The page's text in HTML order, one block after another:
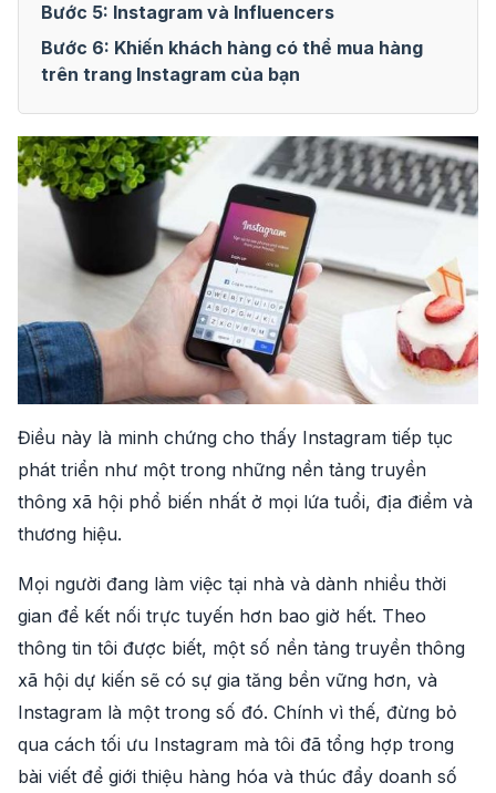
Bước 5: Instagram và Influencers
Bước 6: Khiến khách hàng có thể mua hàng
trên trang Instagram của bạn
Điều này là minh chứng cho thấy Instagram tiếp tục
phát triển như một trong những nền tảng truyền
thông xã hội phổ biến nhất ở mọi lứa tuổi, địa điểm và
thương hiệu.
Mọi người đang làm việc tại nhà và dành nhiều thời
gian để kết nối trực tuyến hơn bao giờ hết. Theo
thông tin tôi được biết, một số nền tảng truyền thông
xã hội dự kiến ​​sẽ có sự gia tăng bền vững hơn, và
Instagram là một trong số đó. Chính vì thế, đừng bỏ
qua cách tối ưu Instagram mà tôi đã tổng hợp trong
bài viết để giới thiệu hàng hóa và thúc đẩy doanh số